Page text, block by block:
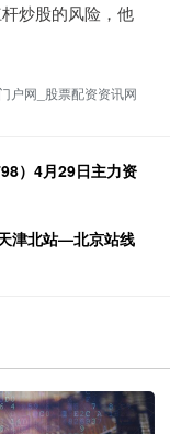
炒股的风险，他
户网_股票配资资讯网
）4月29日主力资
津北站—北京站线